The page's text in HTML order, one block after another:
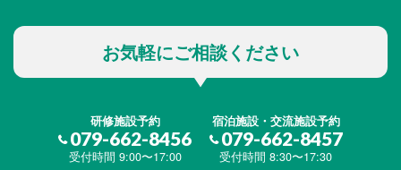
お気軽にご相談ください
研修施設予約
079-662-8456
受付時間 9:00〜17:00
宿泊施設・交流施設予約
079-662-8457
受付時間 8:30〜17:30